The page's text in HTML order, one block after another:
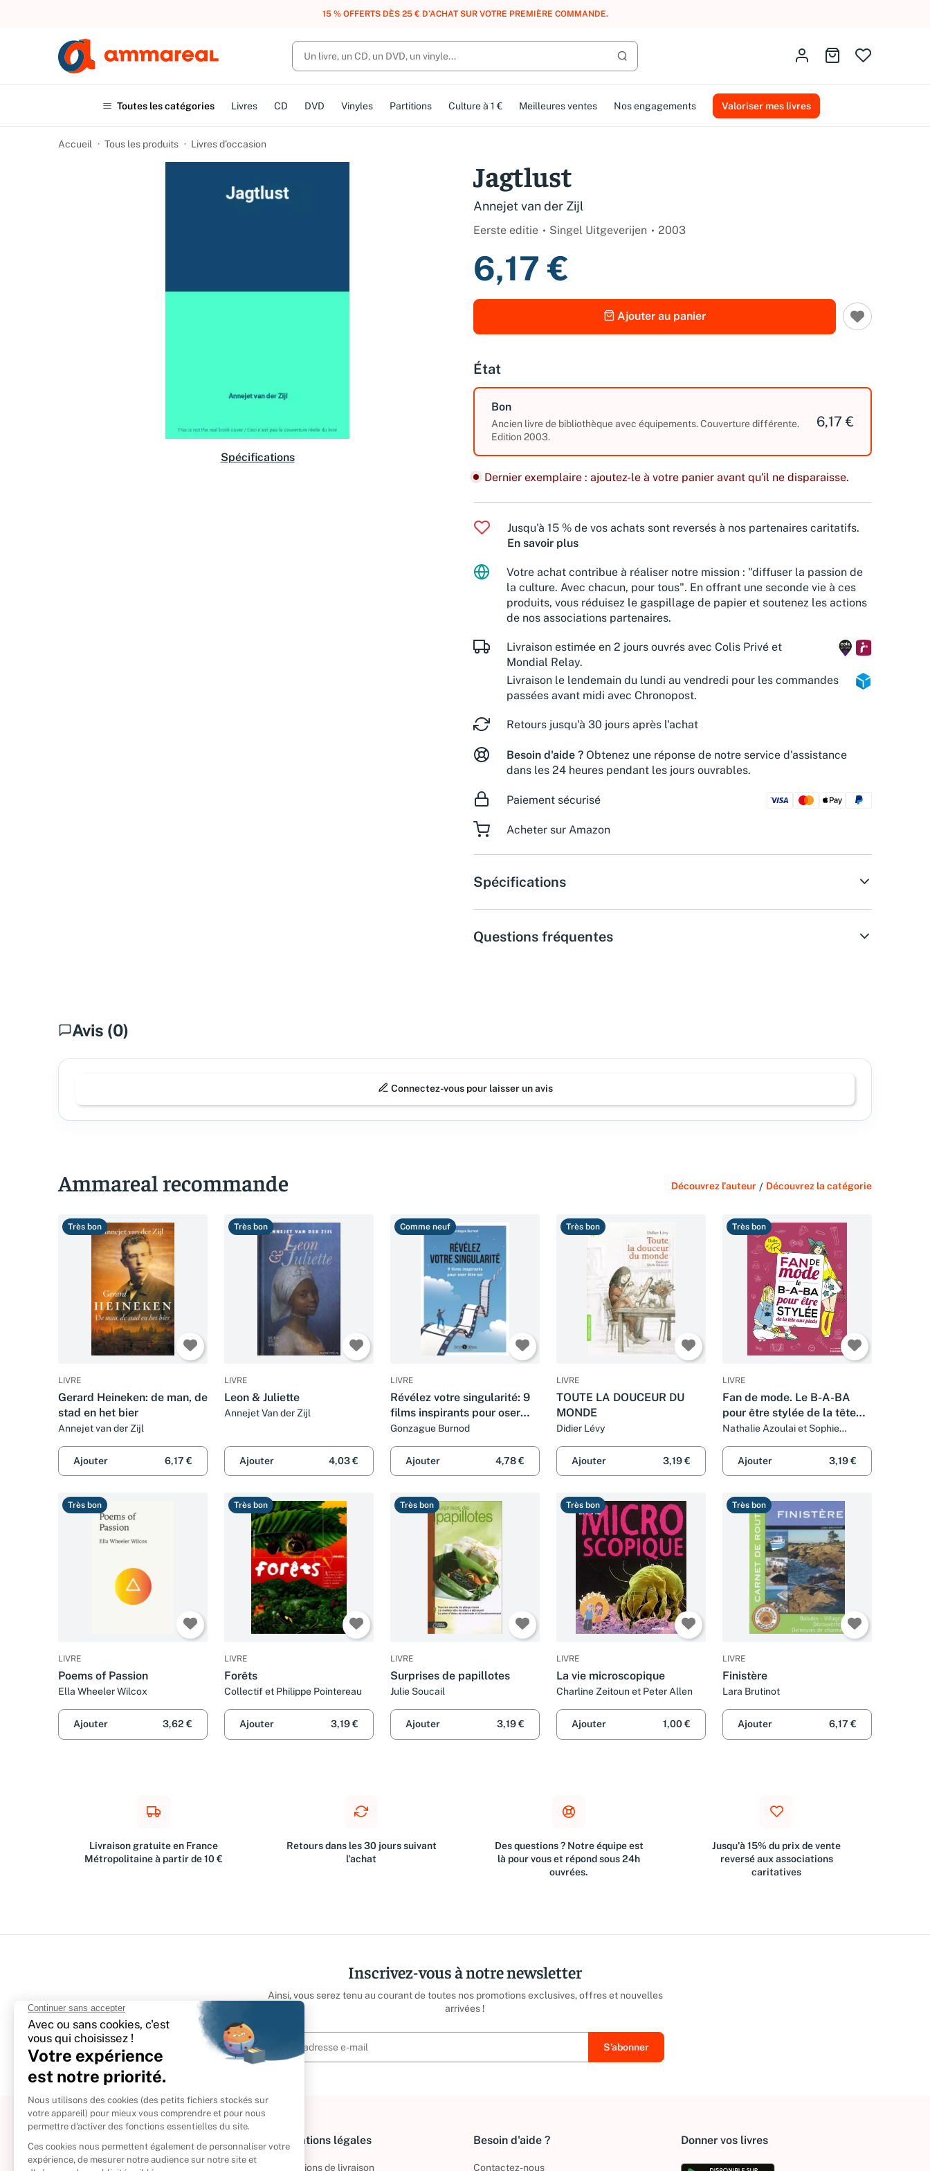
UN ACHAT, DES POINTS, DES RÉCOMPENSES :REJOIGNEZ GRATUITEMENT LE CLUB AMMAREAL.
Lancer la recherche
Identifiez-vousAller au panier
Toutes les catégories Livres CD DVD Vinyles Partitions Culture à 1 € Meilleures ventes Nos engagements Valoriser mes livres
Accueil Tous les produits Livres d’occasion
Spécifications
Jagtlust
Annejet van der Zijl
Eerste editie Singel Uitgeverijen 2003
6,17 €
Ajouter au panier
État
Bon
Ancien livre de bibliothèque avec équipements. Couverture différente.
Edition 2003.
6,17 €
Dernier exemplaire : ajoutez-le à votre panier avant qu'il ne disparaisse.
Jusqu'à 15 % de vos achats sont reversés à nos partenaires caritatifs.
En savoir plus
Votre achat contribue à réaliser notre mission : "diffuser la passion de
la culture. Avec chacun, pour tous". En offrant une seconde vie à ces
produits, vous réduisez le gaspillage de papier et soutenez les actions
de nos associations partenaires.
Livraison estimée en 2 jours ouvrés avec Colis Privé et
Mondial Relay.
Livraison le lendemain du lundi au vendredi pour les commandes
passées avant midi avec Chronopost.
Retours jusqu'à 30 jours après l'achat
Besoin d'aide ? Obtenez une réponse de notre service d'assistance
dans les 24 heures pendant les jours ouvrables.
Paiement sécurisé
Acheter sur Amazon
Spécifications
Questions fréquentes
Avis (0)
Connectez-vous pour laisser un avis
Ammareal recommande Découvrez l'auteur / Découvrez la catégorie
Très bon
LIVRE
Gerard Heineken: de man, de
stad en het bier
Annejet van der Zijl
Ajouter 6,17 €
Très bon
LIVRE
Leon & Juliette
Annejet Van der Zijl
Ajouter 4,03 €
Comme neuf
LIVRE
Révélez votre singularité: 9
films inspirants pour oser
être soi
Gonzague Burnod
Ajouter 4,78 €
Très bon
LIVRE
TOUTE LA DOUCEUR DU
MONDE
Didier Lévy
Ajouter 3,19 €
Très bon
LIVRE
Fan de mode. Le B-A-BA
pour être stylée de la tête
aux pieds
Nathalie Azoulai et Sophie
Ajouter
3,19 €
Très bon
LIVRE
Poems of Passion
Ella Wheeler Wilcox
Ajouter 3,62 €
Très bon
LIVRE
Forêts
Collectif et Philippe Pointereau
Ajouter 3,19 €
Très bon
LIVRE
Surprises de papillotes
Julie Soucail
Ajouter 3,19 €
Très bon
LIVRE
La vie microscopique
Charline Zeitoun et Peter Allen
Ajouter 1,00 €
Très bon
LIVRE
Finistère
Lara Brutinot
Ajouter 6,17 €
Livraison gratuite en France
Métropolitaine à partir de 10 €
Retours dans les 30 jours suivant
l'achat
Des questions ? Notre équipe est
là pour vous et répond sous 24h
ouvrées.
Jusqu'à 15% du prix de vente
reversé aux associations
caritatives
Inscrivez-vous à notre newsletter
Ainsi, vous serez tenu au courant de toutes nos promotions exclusives, offres et nouvelles
arrivées !
À propos
Politique de retour
Informations légales
Informations de livraison
Besoin d'aide ?
Contactez-nous
Donner vos livres